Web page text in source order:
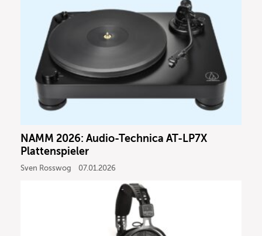
NAMM 2026: Audio-Technica AT-LP7X
Plattenspieler
Sven Rosswog 07.01.2026